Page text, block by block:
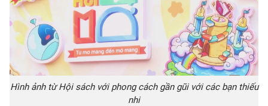
Hình ảnh từ Hội sách với phong cách gần gũi với các bạn thiếu
nhi